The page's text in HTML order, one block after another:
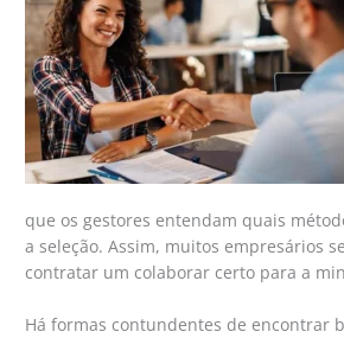
que os gestores entendam quais
a seleção. Assim, muitos empresários
contratar um colaborar certo para a
Há formas contundentes de encontrar